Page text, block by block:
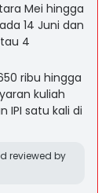
Mei hingga
14 Juni dan
4
ribu hingga
kuliah
IPI satu kali di
reviewed by